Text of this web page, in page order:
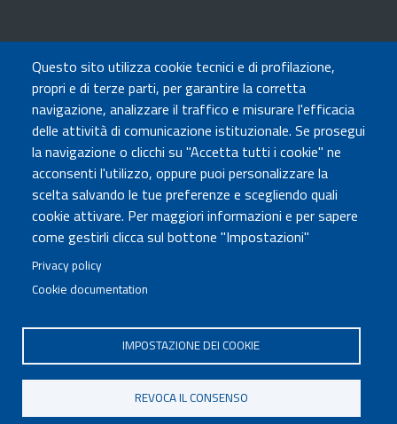
Questo sito utilizza cookie tecnici e di profilazione,
propri e di terze parti, per garantire la corretta
navigazione, analizzare il traffico e misurare l'efficacia
delle attività di comunicazione istituzionale. Se prosegui
la navigazione o clicchi su "Accetta tutti i cookie" ne
acconsenti l'utilizzo, oppure puoi personalizzare la
scelta salvando le tue preferenze e scegliendo quali
cookie attivare. Per maggiori informazioni e per sapere
come gestirli clicca sul bottone "Impostazioni"
Privacy policy
Cookie documentation
IMPOSTAZIONE DEI COOKIE
REVOCA IL CONSENSO
TRASPARENZA
Amministrazione Trasparente
Atti di notifica
Albo online
Concorsi
COMUNICA CON NOI
Urp
Posta elettronica certificata
Sedi e contatti
Governo Italiano
Tutti i diritti riservati © 2020
MENU
Mappa del sito